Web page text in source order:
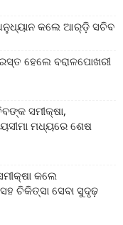
କଲେ ଆର୍‌ଡ଼ି ସଚିବ
ହେଲେ ବରାଳପୋଖରୀ
ସମୀକ୍ଷା,
ମଧ୍ୟରେ ଶେଷ
କଲେ
ଚିକିତ୍ସା ସେବା ସୁଦୃଢ଼